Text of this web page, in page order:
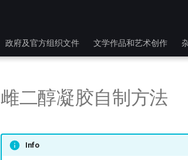
政府及官方组织文件 文学作品和艺术创作
雌二醇凝胶自制方法
Info